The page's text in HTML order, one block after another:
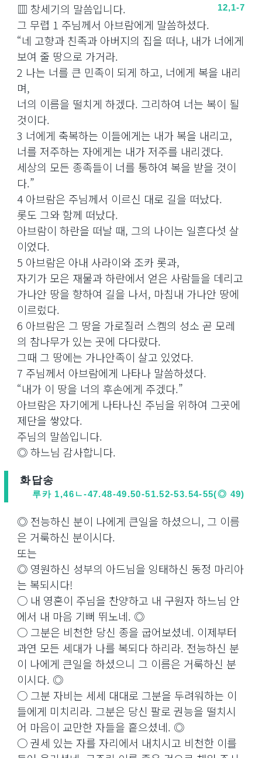
▥ 창세기의 말씀입니다.
12,1-7
그 무렵 1 주님께서 아브람에게 말씀하셨다.
“네 고향과 친족과 아버지의 집을 떠나, 내가 너에게
보여 줄 땅으로 가거라.
2 나는 너를 큰 민족이 되게 하고, 너에게 복을 내리
며,
너의 이름을 떨치게 하겠다. 그리하여 너는 복이 될
것이다.
3 너에게 축복하는 이들에게는 내가 복을 내리고,
너를 저주하는 자에게는 내가 저주를 내리겠다.
세상의 모든 종족들이 너를 통하여 복을 받을 것이
다.”
4 아브람은 주님께서 이르신 대로 길을 떠났다.
롯도 그와 함께 떠났다.
아브람이 하란을 떠날 때, 그의 나이는 일흔다섯 살
이었다.
5 아브람은 아내 사라이와 조카 롯과,
자기가 모은 재물과 하란에서 얻은 사람들을 데리고
가나안 땅을 향하여 길을 나서, 마침내 가나안 땅에
이르렀다.
6 아브람은 그 땅을 가로질러 스켐의 성소 곧 모레
의 참나무가 있는 곳에 다다랐다.
그때 그 땅에는 가나안족이 살고 있었다.
7 주님께서 아브람에게 나타나 말씀하셨다.
“내가 이 땅을 너의 후손에게 주겠다.”
아브람은 자기에게 나타나신 주님을 위하여 그곳에
제단을 쌓았다.
주님의 말씀입니다.
◎ 하느님 감사합니다.
화답송
루카 1,46ㄴ-47.48-49.50-51.52-53.54-55(◎ 49)
◎ 전능하신 분이 나에게 큰일을 하셨으니, 그 이름
은 거룩하신 분이시다.
또는
◎ 영원하신 성부의 아드님을 잉태하신 동정 마리아
는 복되시다!
○ 내 영혼이 주님을 찬양하고 내 구원자 하느님 안
에서 내 마음 기뻐 뛰노네. ◎
○ 그분은 비천한 당신 종을 굽어보셨네. 이제부터
과연 모든 세대가 나를 복되다 하리라. 전능하신 분
이 나에게 큰일을 하셨으니 그 이름은 거룩하신 분
이시다. ◎
○ 그분 자비는 세세 대대로 그분을 두려워하는 이
들에게 미치리라. 그분은 당신 팔로 권능을 떨치시
어 마음이 교만한 자들을 흩으셨네. ◎
○ 권세 있는 자를 자리에서 내치시고 비천한 이를